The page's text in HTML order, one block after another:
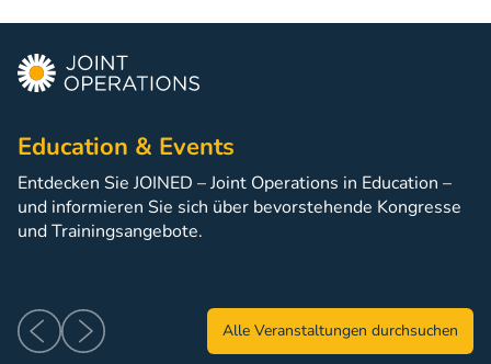
Education & Events
Entdecken Sie JOINED – Joint Operations in Education –
und informieren Sie sich über bevorstehende Kongresse
und Trainingsangebote.
Alle Veranstaltungen durchsuchen